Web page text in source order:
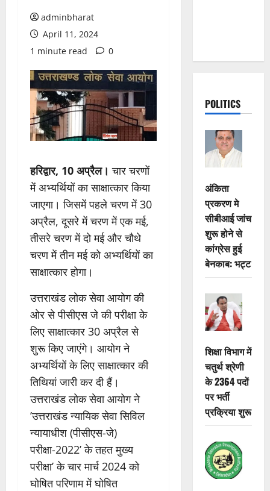
adminbharat
April 11, 2024
1 minute read
0
हरिद्वार, 10 अप्रैल। चार चरणों
में अभ्यर्थियों का साक्षात्कार किया
जाएगा। जिसमें पहले चरण में 30
अप्रैल, दूसरे में चरण में एक मई,
तीसरे चरण में दो मई और चौथे
चरण में तीन मई को अभ्यर्थियों का
साक्षात्कार होगा।
उत्तराखंड लोक सेवा आयोग की
ओर से पीसीएस जे की परीक्षा के
लिए साक्षात्कार 30 अप्रैल से
शुरू किए जाएंगे। आयोग ने
अभ्यर्थियों के लिए साक्षात्कार की
तिथियां जारी कर दी हैं।
उत्तराखंड लोक सेवा आयोग ने
’उत्तराखंड न्यायिक सेवा सिविल
न्यायाधीश (पीसीएस-जे)
परीक्षा-2022’ के तहत मुख्य
परीक्षा’ के चार मार्च 2024 को
घोषित परिणाम में घोषित
POLITICS
अंकिता
प्रकरण मे
सीबीआई जांच
शुरू होने से
कांग्रेस हुई
बेनकाब: भट्ट
शिक्षा विभाग में
चतुर्थ श्रेणी
के 2364 पदों
पर भर्ती
प्रक्रिया शुरू